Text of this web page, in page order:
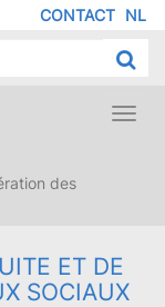
NL
CONTACT
des
ET DE
SOCIAUX